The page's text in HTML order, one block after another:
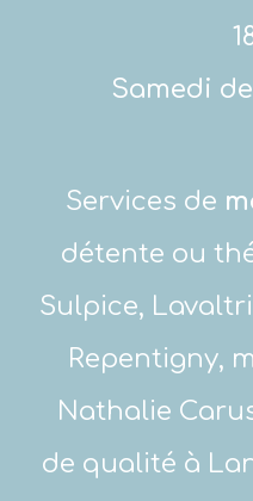
Samedi
Services de
détente ou
Sulpice,
Repentigny,
Nathalie
de qualité à